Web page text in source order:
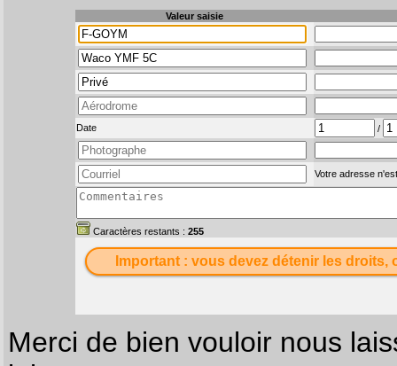
Valeur saisie
Date /
Votre adresse
Caractères restants : 255
Important : vous devez détenir les
Merci de bien vouloir nous